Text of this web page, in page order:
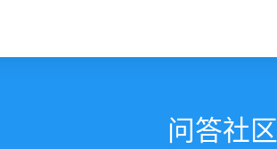
问答社区